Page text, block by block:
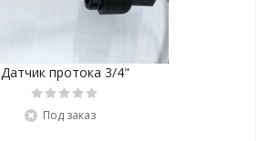
Датчик протока 3/4"
Под заказ